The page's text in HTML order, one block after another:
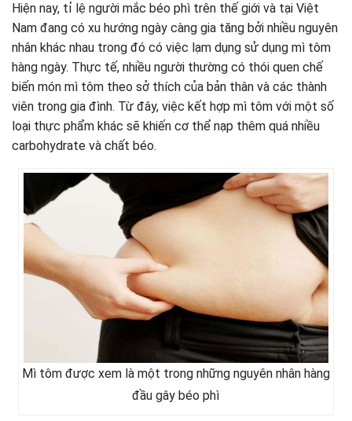
Hiện nay, tỉ lệ người mắc béo phì trên thế giới và tại Việt
Nam đang có xu hướng ngày càng gia tăng bởi nhiều nguyên
nhân khác nhau trong đó có việc lạm dụng sử dụng mì tôm
hàng ngày. Thực tế, nhiều người thường có thói quen chế
biến món mì tôm theo sở thích của bản thân và các thành
viên trong gia đình. Từ đây, việc kết hợp mì tôm với một số
loại thực phẩm khác sẽ khiến cơ thể nạp thêm quá nhiều
carbohydrate và chất béo.
Mì tôm được xem là một trong những nguyên nhân hàng
đầu gây béo phì